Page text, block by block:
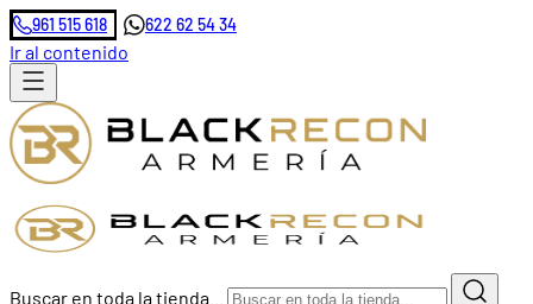
961 515 618 622 62 54 34
Ir al contenido
Buscar en toda la tienda...